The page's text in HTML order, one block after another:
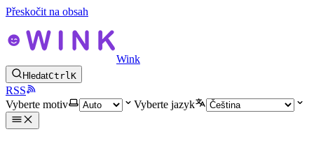
Přeskočit na obsah
Wink
HledatCtrlK
RSS
Vyberte motiv
Vyberte jazyk